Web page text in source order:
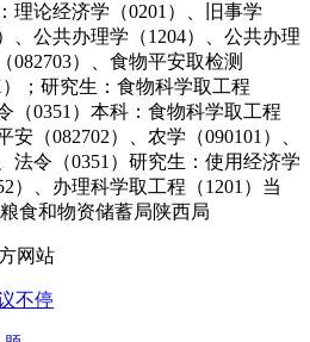
理论经济学（0201）、旧事学
、公共办理学（1204）、公共办理
082703）、食物平安取检测
）；研究生：食物科学取工程
（0351）本科：食物科学取工程
安（082702）、农学（090101）、
法令（0351）研究生：使用经济学
）、办理科学取工程（1201）当
食和物资储蓄局陕西局
网站
不停